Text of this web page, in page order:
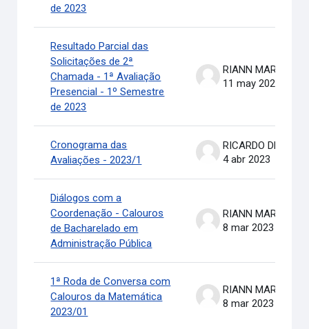
de 2023
Resultado Parcial das
Solicitações de 2ª
Chamada - 1ª Avaliação
Presencial - 1º Semestre
de 2023
11 may 2023
Cronograma das
Avaliações - 2023/1
4 abr 2023
Diálogos com a
Coordenação - Calouros
de Bacharelado em
Administração Pública
8 mar 2023
1ª Roda de Conversa com
Calouros da Matemática
2023/01
8 mar 2023